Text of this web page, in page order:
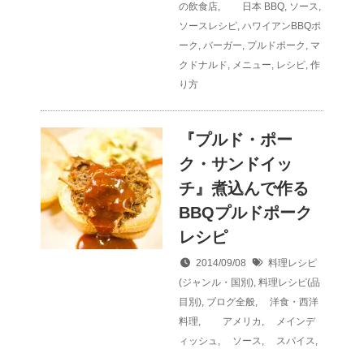
の飲食店, 日本 BBQ, ソース,
ソースレシピ, ハワイアンBBQポ
ーク , バーガー, プルドポーク , マ
クドナルド, メニュー, レシピ, 作
り方
『プルド・ポー
ク・サンドイッ
チ』煮込んで作る
BBQプルドポーク
レシピ
2014/09/08
料理レシピ
(ジャンル・国別), 料理レシピ(品
目別), ブログ全般,
洋食・西洋
料理, アメリカ ,
メインデ
ィッシュ , ソース, スパイス,